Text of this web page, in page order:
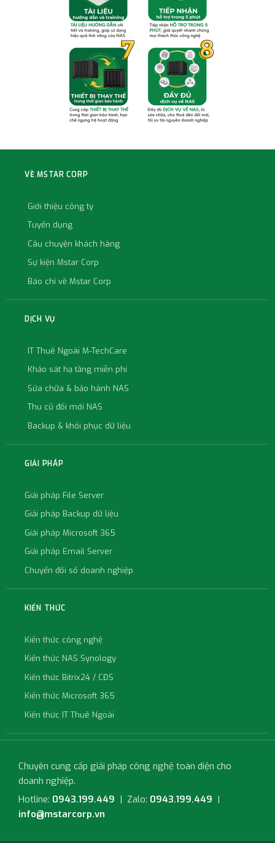
VỀ MSTAR CORP
Giới thiệu công ty
Tuyển dụng
Câu chuyện khách hàng
Sự kiện Mstar Corp
Báo chí về Mstar Corp
DỊCH VỤ
IT Thuê Ngoài M-TechCare
Khảo sát hạ tầng miễn phí
Sửa chữa & bảo hành NAS
Thu cũ đổi mới NAS
Backup & khôi phục dữ liệu
GIẢI PHÁP
Giải pháp File Server
Giải pháp Backup dữ liệu
Giải pháp Microsoft 365
Giải pháp Email Server
Chuyển đổi số doanh nghiệp
KIẾN THỨC
Kiến thức công nghệ
Kiến thức NAS Synology
Kiến thức Bitrix24 / CĐS
Kiến thức Microsoft 365
Kiến thức IT Thuê Ngoài
Chuyên cung cấp giải pháp công nghệ toàn diện cho
doanh nghiệp.
Hotline: 0943.199.449 | Zalo: 0943.199.449 |
info@mstarcorp.vn